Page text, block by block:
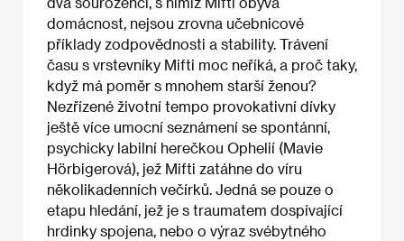
domácnost, nejsou zrovna učebnicové
příklady zodpovědnosti a stability. Trávení
času s vrstevníky Mifti moc neříká, a proč taky,
když má poměr s mnohem starší ženou?
Nezřízené životní tempo provokativní dívky
ještě více umocní seznámení se spontánní,
psychicky labilní herečkou Ophelií (Mavie
Hörbigerová), jež Mifti zatáhne do víru
několikadenních večírků. Jedná se pouze o
etapu hledání, jež je s traumatem dospívající
hrdinky spojena, nebo o výraz svébytného